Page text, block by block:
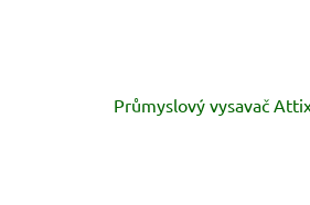
Průmyslový vysavač